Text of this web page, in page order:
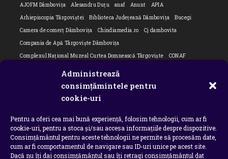
Administrează
consimțămintele pentru
cookie-uri
Pentru a oferi cea mai bună experiență, folosim tehnologii, cum ar fi
cookie-uri, pentru a stoca și/sau accesa informațiile despre dispozitive.
Consimțământul pentru aceste tehnologii ne permite să procesăm date,
cum ar fi comportamentul de navigare sau ID-uri unice pe acest site.
Dacă nu îți dai consimțământul sau îți retragi consimțământul dat
AJOFM Dâmbovița Alesandru Duțu anaf Anunt
APIA
Arhiepiscopia Târgoviștei
Biblioteca Județeană Dâmbovița
Bucegi
Camera de comerț Dâmbovița
Chindiamedia.ro
Cj dambovita
Compania de Apă Târgoviște Dâmbovița
Complexul Național Muzeal Curtea Domnească Târgoviște
CONAF
Flori Bungete
intreruperi energie electrica
ipj dambovita
MApN
Ministerul Educației ministerul sanatatii
Nu-ți uita istoria
Oana Filip
Prefectura dambovita Primaria Dragodana
Primaria Lucieni
primaria Răzvad
Primaria Ulmi primăria Târgoviște
PSD Dambovita